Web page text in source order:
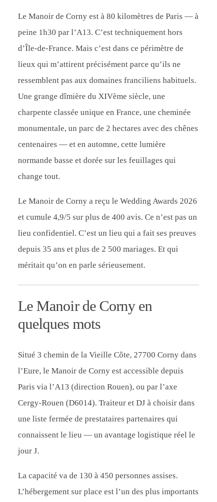
Le Manoir de Corny est à 80 kilomètres de Paris — à
peine 1h30 par l’A13. C’est techniquement hors
d’Île-de-France. Mais c’est dans ce périmètre de
lieux qui m’attirent précisément parce qu’ils ne
ressemblent pas aux domaines franciliens habituels.
Une grange dîmière du XIVème siècle, une
charpente classée unique en France, une cheminée
monumentale, un parc de 2 hectares avec des chênes
centenaires — et en automne, cette lumière
normande basse et dorée sur les feuillages qui
change tout.
Le Manoir de Corny a reçu le Wedding Awards 2026
et cumule 4,9/5 sur plus de 400 avis. Ce n’est pas un
lieu confidentiel. C’est un lieu qui a fait ses preuves
depuis 35 ans et plus de 2 500 mariages. Et qui
méritait qu’on en parle sérieusement.
Le Manoir de Corny en
quelques mots
Situé 3 chemin de la Vieille Côte, 27700 Corny dans
l’Eure, le Manoir de Corny est accessible depuis
Paris via l’A13 (direction Rouen), ou par l’axe
Cergy-Rouen (D6014). Traiteur et DJ à choisir dans
une liste fermée de prestataires partenaires qui
connaissent le lieu — un avantage logistique réel le
jour J.
La capacité va de 130 à 450 personnes assises.
L’hébergement sur place est l’un des plus importants